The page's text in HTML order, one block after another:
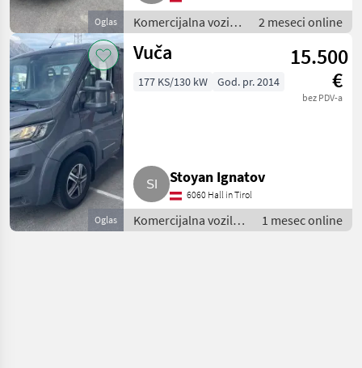
Oglas
Komercijalna vozila
/ Teretna vozila
(kamioni)
2 meseci online
Oglas
Vuča
15.500
€
bez PDV-a
177 KS/130 kW God. pr. 2014
Stoyan Ignatov
6060 Hall in Tirol
Komercijalna vozila /
Teretna vozila
1 mesec online